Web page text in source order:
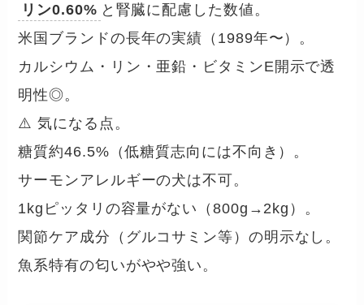
リン0.60% と腎臓に配慮した数値。
米国ブランドの長年の実績（1989年〜）。
カルシウム・リン・亜鉛・ビタミンE開示で透
明性◎。
⚠️ 気になる点。
糖質約46.5%（低糖質志向には不向き）。
サーモンアレルギーの犬は不可。
1kgピッタリの容量がない（800g→2kg）。
関節ケア成分（グルコサミン等）の明示なし。
魚系特有の匂いがやや強い。